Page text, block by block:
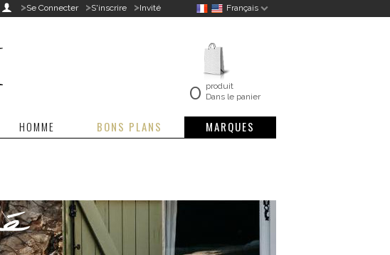
Français
 >Se Connecter >S'inscrire >Invité
0 produit
Dans le panier
HOMME BONS PLANS MARQUES